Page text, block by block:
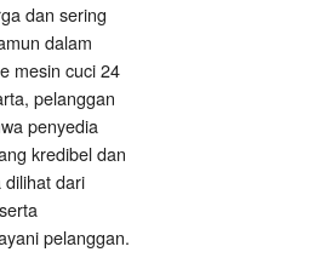
dan sering
dalam
mesin cuci 24
pelanggan
penyedia
kredibel dan
dilihat dari
pelanggan.